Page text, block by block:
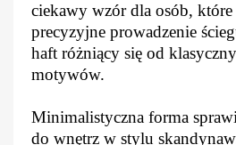
ciekawy wzór dla osób,
precyzyjne prowadzenie
haft różniący się od
motywów.
Minimalistyczna forma
do wnętrz w stylu